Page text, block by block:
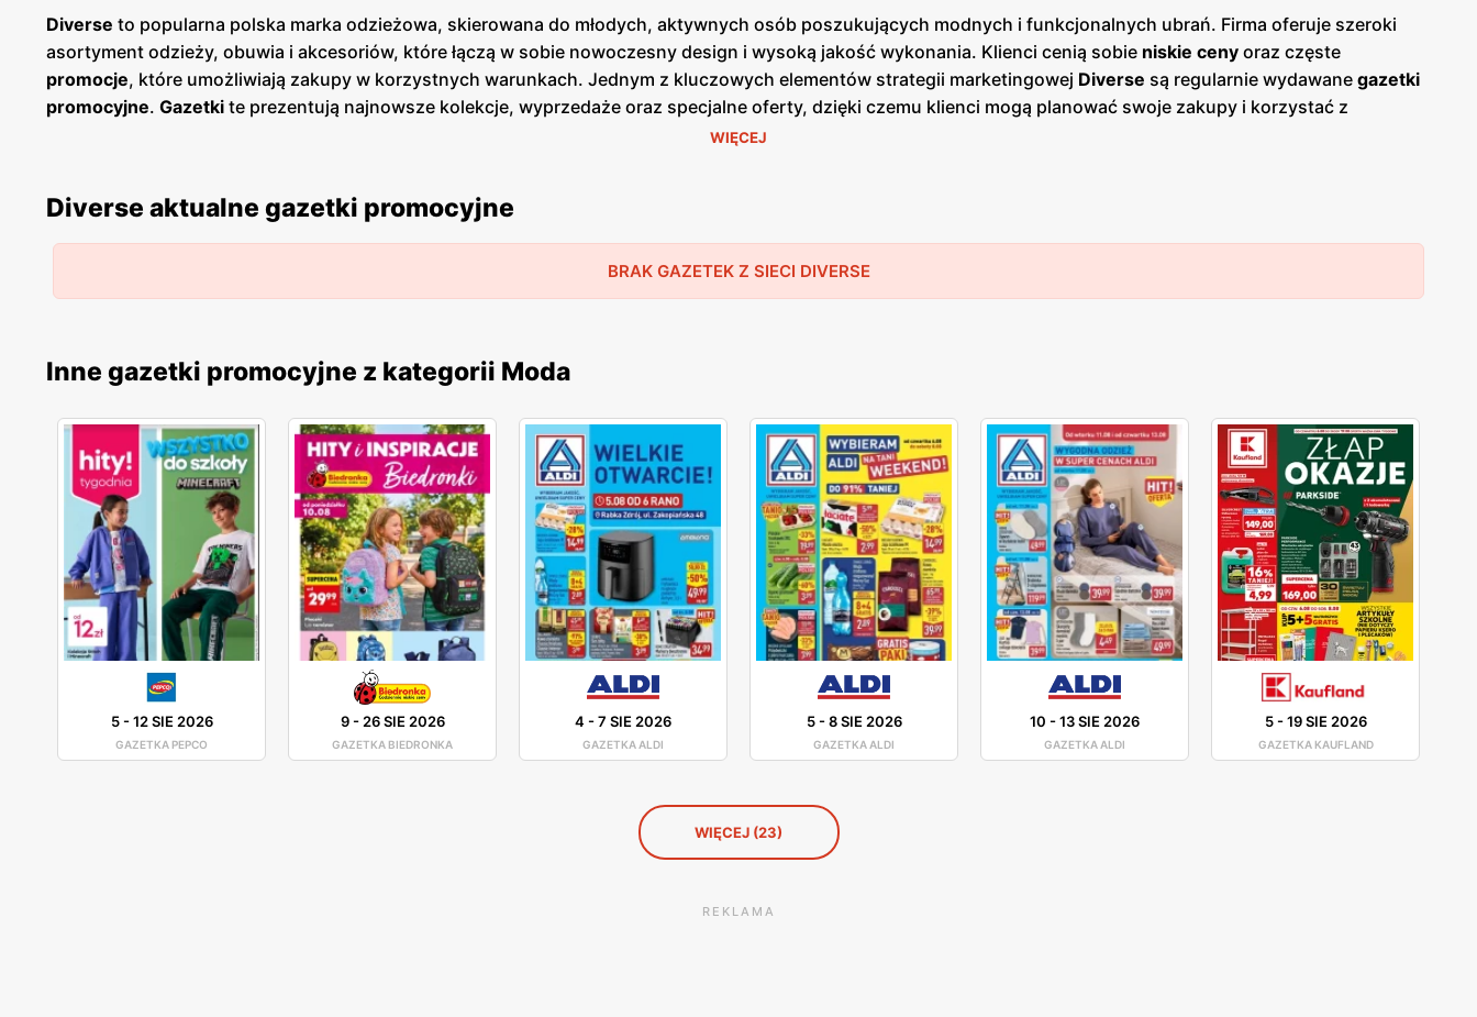
Diverse to popularna polska marka odzieżowa, skierowana do młodych, aktywnych osób poszukujących modnych i funkcjonalnych ubrań. Firma oferuje szeroki
asortyment odzieży, obuwia i akcesoriów, które łączą w sobie nowoczesny design i wysoką jakość wykonania. Klienci cenią sobie niskie ceny oraz częste
promocje, które umożliwiają zakupy w korzystnych warunkach. Jednym z kluczowych elementów strategii marketingowej Diverse są regularnie wydawane gazetki
promocyjne. Gazetki te prezentują najnowsze kolekcje, wyprzedaże oraz specjalne oferty, dzięki czemu klienci mogą planować swoje zakupy i korzystać z
wyjątkowych okazji cenowych. Są one dostępne zarówno w formie papierowej w sklepach, jak i online, co umożliwia łatwy dostęp do aktualnych ofert. Produkty
zlokalizowane w dogodnych miejscach na terenie całej Polski, co ułatwia dostęp do szerokiej gamy produktów odzieżowych i akcesoriów. Firma kładzie duży nacisk
na jakość obsługi oraz pomoc w wyborze odpowiednich produktów, oferując fachowe doradztwo i wsparcie na każdym etapie zakupów. Dzięki temuDiverse
WIĘCEJ
Diverse aktualne gazetki promocyjne
BRAK GAZETEK Z SIECI DIVERSE
Inne gazetki promocyjne z kategorii Moda
5-12 SIE 2026
GAZETKA PEPCO
9- 26 SIE 2026
GAZETKA BIEDRONKA
4 -7 SIE 2026
GAZETKA ALDI
5-8 SIE 2026
GAZETKA ALDI
10 -13 SIE 2026
GAZETKA ALDI
5-19 SIE 2026
GAZETKA KAUFLAND
WIĘCEJ (23)
REKLAMA